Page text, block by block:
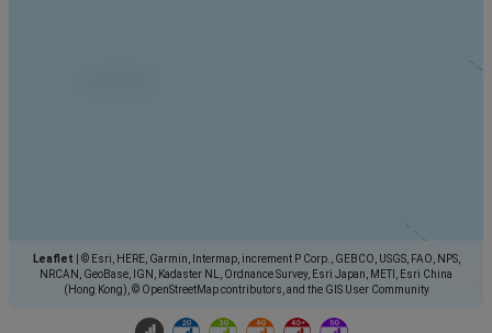
Leaflet
© Esri, HERE, Garmin, Intermap, increment P Corp., GEBCO, USGS, FAO, NPS,
NRCAN, GeoBase, IGN, Kadaster NL, Ordnance Survey, Esri Japan, METI, Esri China
(Hong Kong), © OpenStreetMap contributors, and the GIS User Community